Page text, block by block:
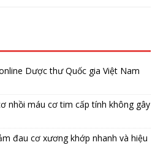
Dược thư Quốc gia Việt Nam
nhồi máu cơ tim cấp tính không gây
đau cơ xương khớp nhanh và hiệu